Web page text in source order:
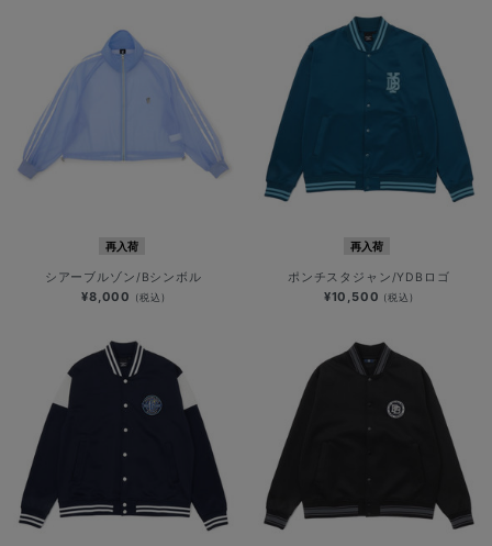
再入荷
シアーブルゾン/Bシンボル
¥8,000 (税込)
再入荷
ポンチスタジャン/YDBロゴ
¥10,500 (税込)